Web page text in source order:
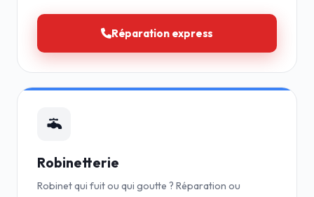
Réparation express
Robinetterie
Robinet qui fuit ou qui goutte ? Réparation ou